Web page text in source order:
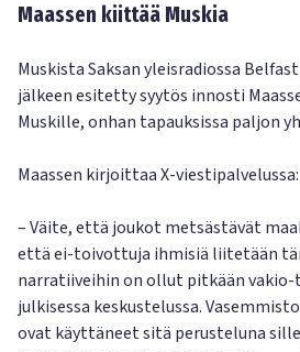
Maassen kiittää Muskia
Muskista Saksan yleisradiossa
jälkeen esitetty syytös innosti
Muskille, onhan tapauksissa paljon
Maassen kirjoittaa X-viestipalvelussa:
– Väite, että joukot metsästävät
että ei-toivottuja ihmisiä liitetään
narratiiveihin on ollut pitkään vakio-
julkisessa keskustelussa.
ovat käyttäneet sitä perusteluna